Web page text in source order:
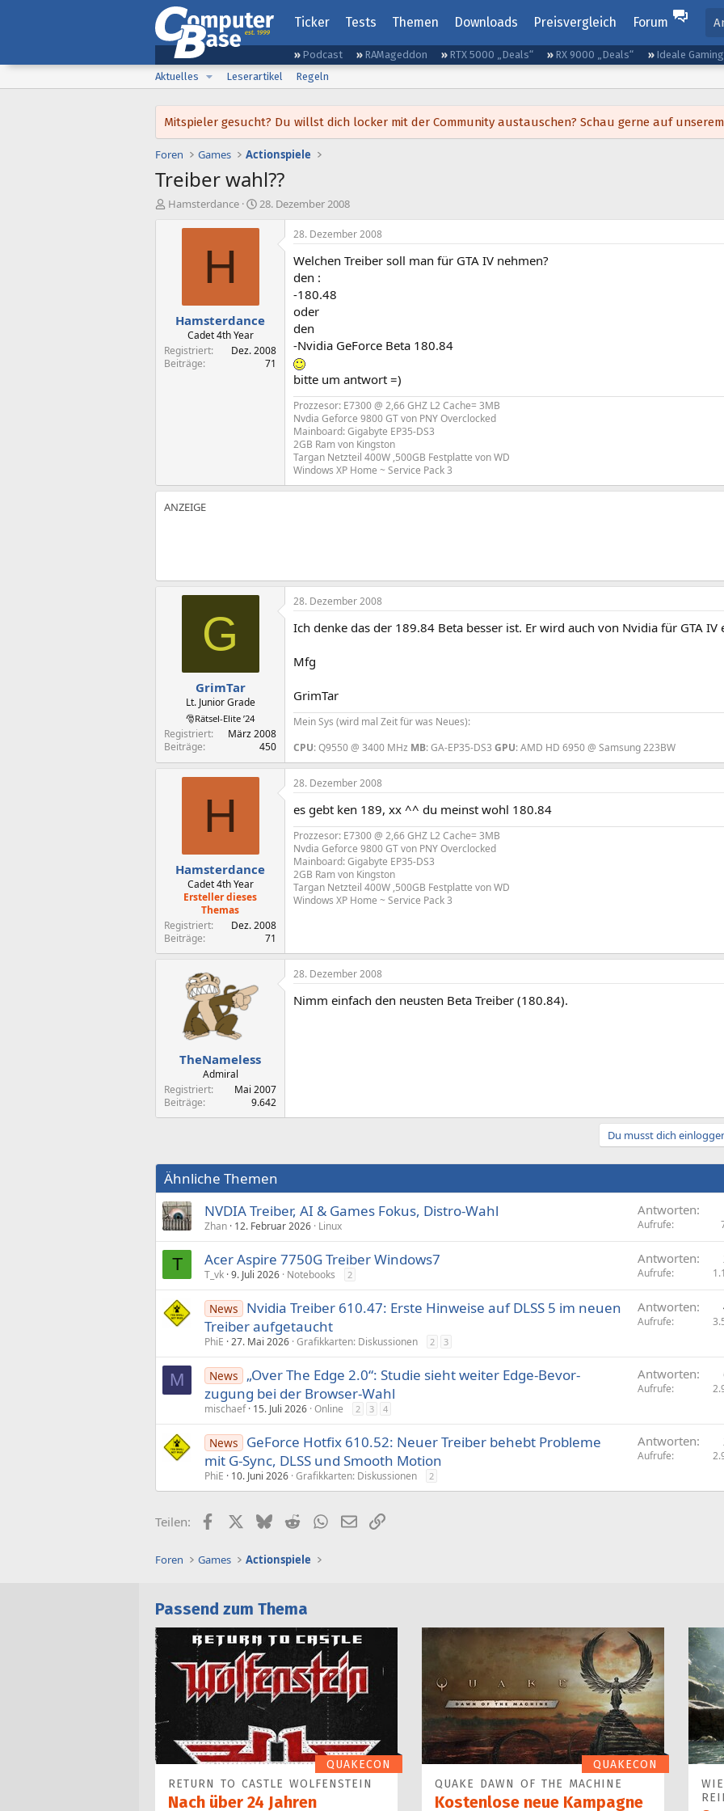
Ticker Tests Themen Downloads Preisvergleich Forum
Podcast RAMageddon RTX 5000 „Deals“ RX 9000 „Deals“ Ideale
Aktuelles
Leserartikel Regeln
Mitspieler gesucht? Du willst dich locker mit der Community austauschen? Schau gerne auf unserem
Foren Games Actionspiele
Treiber wahl??
E
Hamsterdance
E
s
t
a
28. Dezember 2008
H
Hamsterdance
Cadet 4th Year
Registriert
Dez. 2008
Beiträge
71
28. Dezember 2008
Welchen Treiber soll man für GTA IV nehmen?
den :
-180.48
oder
den
-Nvidia GeForce Beta 180.84
bitte um antwort =)
Prozzesor: E7300 @ 2,66 GHZ L2 Cache= 3MB
Nvdia Geforce 9800 GT von PNY Overclocked
Mainboard: Gigabyte EP35-DS3
2GB Ram von Kingston
Targan Netzteil 400W ,500GB Festplatte von WD
Windows XP Home ~ Service Pack 3
G
GrimTar
Lt. Junior Grade
🎅Rätsel-Elite ’24
Registriert
März 2008
Beiträge
450
28. Dezember 2008
Ich denke das der 189.84 Beta besser ist. Er wird auch von Nvidia für GTA IV
Mfg
GrimTar
Mein Sys (wird mal Zeit für was Neues):
CPU: Q9550 @ 3400 MHz MB: GA-EP35-DS3 GPU: AMD HD 6950 @ Samsung 223BW
H
Hamsterdance
Cadet 4th Year
Ersteller dieses
Themas
Registriert
Dez. 2008
Beiträge
71
28. Dezember 2008
es gebt ken 189, xx ^^ du meinst wohl 180.84
Prozzesor: E7300 @ 2,66 GHZ L2 Cache= 3MB
Nvdia Geforce 9800 GT von PNY Overclocked
Mainboard: Gigabyte EP35-DS3
2GB Ram von Kingston
Targan Netzteil 400W ,500GB Festplatte von WD
Windows XP Home ~ Service Pack 3
TheNameless
Admiral
Registriert
Mai 2007
Beiträge
9.642
28. Dezember 2008
Nimm einfach den neusten Beta Treiber (180.84).
Du musst dich
Ähnliche Themen
NVDIA Treiber, AI & Games Fokus, Distro-Wahl
Zhan 12. Februar 2026 Linux
Antworten
Aufrufe
T Acer Aspire 7750G Treiber Windows7
T_vk 9. Juli 2026 Notebooks 2
Antworten
Aufrufe
News
Nvidia Treiber 610.47: Erste Hinweise auf DLSS 5 im neuen
Treiber aufgetaucht
PhiE 27. Mai 2026 Grafikkarten: Diskussionen 2 3
Antworten
Aufrufe
M News
„Over The Edge 2.0“: Studie sieht weiter Edge-Be­vor­
zugung bei der Browser-Wahl
mischaef 15. Juli 2026 Online 2 3 4
Antworten
Aufrufe
News
GeForce Hotfix 610.52: Neuer Treiber behebt Probleme
mit G-Sync, DLSS und Smooth Motion
PhiE 10. Juni 2026 Grafikkarten: Diskussionen 2
Antworten
Aufrufe
Teilen: FacebookX (Twitter)
BlueskyRedditWhatsApp
E-MailLink
Foren Games Actionspiele
Passend zum Thema
QUAKECON
RETURN TO CASTLE WOLFENSTEIN
Nach über 24 Jahren
QUAKECON
QUAKE DAWN OF THE MACHINE
Kostenlose neue Kampagne